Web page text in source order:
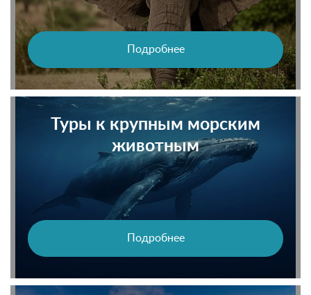
Подробнее
Туры к крупным морским
животным
Подробнее